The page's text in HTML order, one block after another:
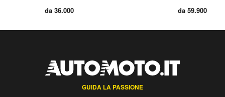
da 36.000
da 59.900
GUIDA LA PASSIONE